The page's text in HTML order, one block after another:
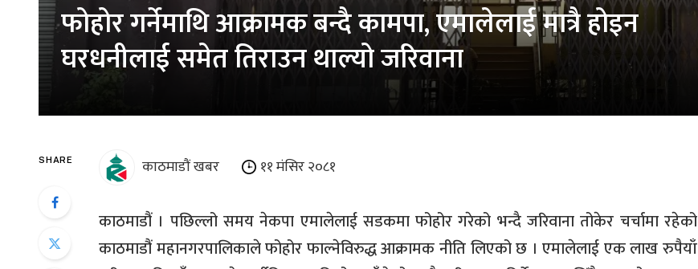
फोहोर गर्नेमाथि आक्रामक बन्दै कामपा, एमालेलाई मात्रै होइन
घरधनीलाई समेत तिराउन थाल्यो जरिवाना
SHARE काठमाडौं खबर ११ मंसिर २०८१
काठमाडौं । पछिल्लो समय नेकपा एमालेलाई सडकमा फोहोर गरेको भन्दै जरिवाना तोकेर चर्चामा रहेको
काठमाडौं महानगरपालिकाले फोहोर फाल्नेविरुद्ध आक्रामक नीति लिएको छ । एमालेलाई एक लाख रुपैयाँ